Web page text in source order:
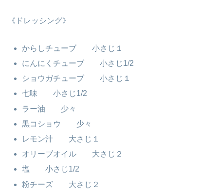
《ドレッシング》
からしチューブ 小さじ１
にんにくチューブ 小さじ1/2
ショウガチューブ 小さじ１
七味 小さじ1/2
ラー油 少々
黒コショウ 少々
レモン汁 大さじ１
オリーブオイル 大さじ２
塩 小さじ1/2
粉チーズ 大さじ２